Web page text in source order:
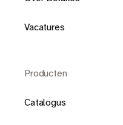
Vacatures
Producten
Catalogus